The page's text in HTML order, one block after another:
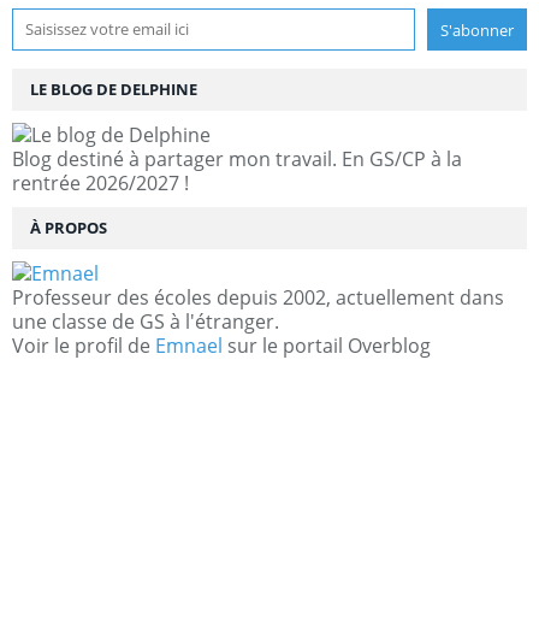
LE BLOG DE DELPHINE
Blog destiné à partager mon travail. En GS/CP à la
rentrée 2026/2027 !
À PROPOS
Professeur des écoles depuis 2002, actuellement dans
une classe de GS à l'étranger.
Voir le profil de Emnael sur le portail Overblog